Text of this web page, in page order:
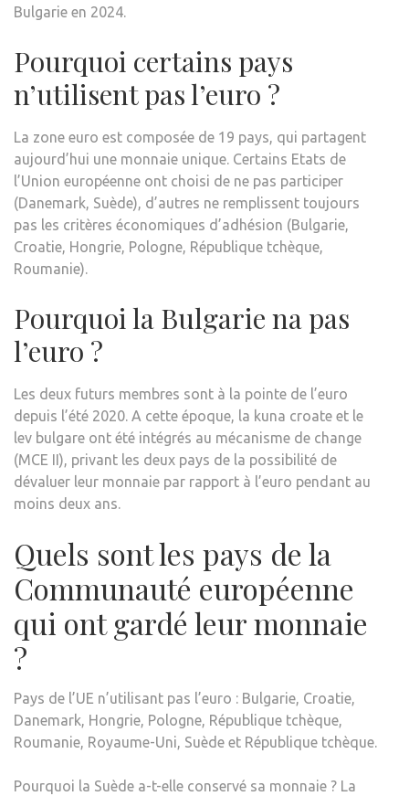
Bulgarie en 2024.
Pourquoi certains pays
n’utilisent pas l’euro ?
La zone euro est composée de 19 pays, qui partagent
aujourd’hui une monnaie unique. Certains Etats de
l’Union européenne ont choisi de ne pas participer
(Danemark, Suède), d’autres ne remplissent toujours
pas les critères économiques d’adhésion (Bulgarie,
Croatie, Hongrie, Pologne, République tchèque,
Roumanie).
Pourquoi la Bulgarie na pas
l’euro ?
Les deux futurs membres sont à la pointe de l’euro
depuis l’été 2020. A cette époque, la kuna croate et le
lev bulgare ont été intégrés au mécanisme de change
(MCE II), privant les deux pays de la possibilité de
dévaluer leur monnaie par rapport à l’euro pendant au
moins deux ans.
Quels sont les pays de la
Communauté européenne
qui ont gardé leur monnaie
?
Pays de l’UE n’utilisant pas l’euro : Bulgarie, Croatie,
Danemark, Hongrie, Pologne, République tchèque,
Roumanie, Royaume-Uni, Suède et République tchèque.
Pourquoi la Suède a-t-elle conservé sa monnaie ? La